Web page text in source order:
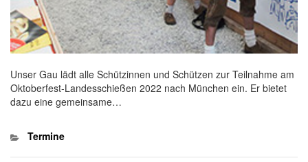
Unser Gau lädt alle Schützinnen und Schützen zur Teilnahme am
Oktoberfest-Landesschießen 2022 nach München ein. Er bietet
dazu eine gemeinsame…
Kategorien
Termine